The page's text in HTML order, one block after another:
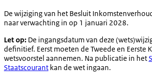
De wijziging van het Besluit
naar verwachting in op 1 januari 2028.
Let op: De ingangsdatum van deze
definitief. Eerst moeten de Tweede en Eerste
wetsvoorstel aannemen. Na publicatie in het
Staatscourant kan de wet ingaan.